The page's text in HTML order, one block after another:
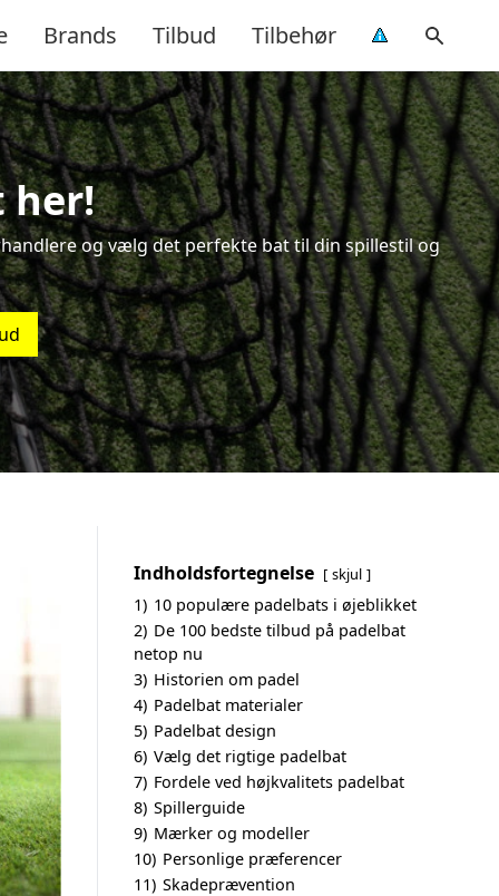
Brands Tilbud Tilbehør
her!
og vælg det perfekte bat til din spillestil og
Indholdsfortegnelse skjul
1) 10 populære padelbats i øjeblikket
2) De 100 bedste tilbud på padelbat
netop nu
3) Historien om padel
4) Padelbat materialer
5) Padelbat design
6) Vælg det rigtige padelbat
7) Fordele ved højkvalitets padelbat
8) Spillerguide
9) Mærker og modeller
10) Personlige præferencer
11) Skadeprævention